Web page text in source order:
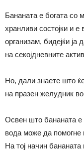
Бананата е богата со
хранливи состојки и
организам, бидејќи ја
на секојдневните
Но, дали знаете што
на празен желудник
Освен што бананата
вода може да помогне
На тој начин